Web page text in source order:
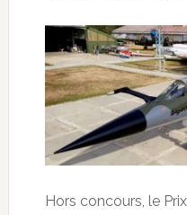
Hors concours, le